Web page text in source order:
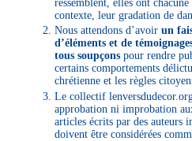
contexte, leur gradation de
Nous attendons d’avoirun
d’éléments et de
tous soupçons pour rendre
certains comportements
chrétienne et les règles
Le collectif
approbation ni improbation
articles écrits par des auteurs
doivent être considérées